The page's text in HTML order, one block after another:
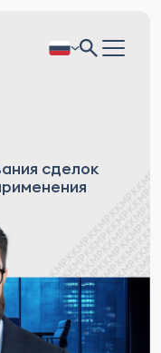
сделок